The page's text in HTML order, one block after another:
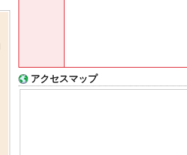
アクセスマップ